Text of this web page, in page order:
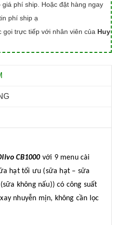
phí ship. Hoặc đặt hàng ngay
phí ship ạ
gọi trực tiếp với nhân viên của Huy
CB1000với 9 menu cài
hạt tối ưu (sữa hạt – sữa
không nấu)) có công suất
nhuyễn mịn, không cần lọc